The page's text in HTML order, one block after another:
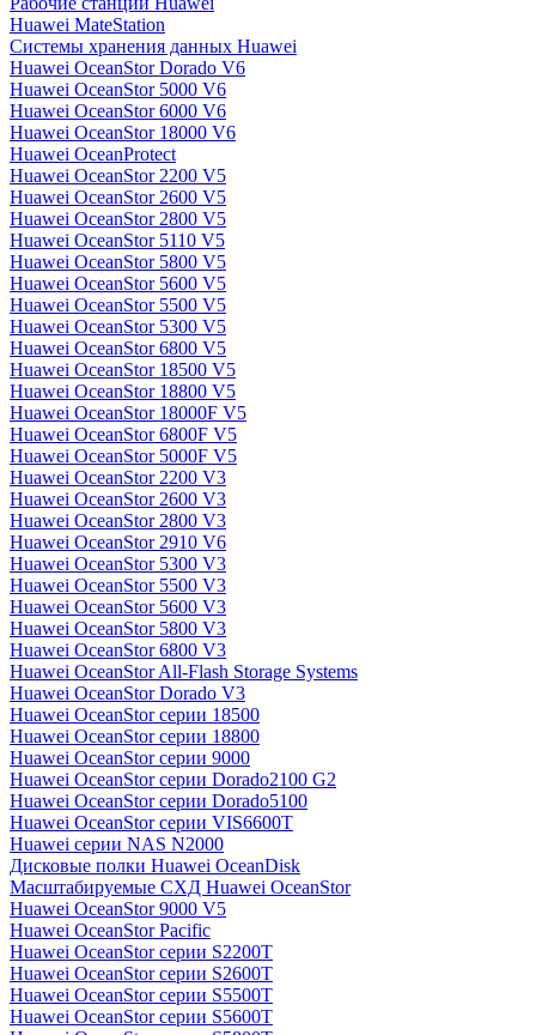
Huawei MateStation
Системы хранения данных Huawei
Huawei OceanStor Dorado V6
Huawei OceanStor 5000 V6
Huawei OceanStor 6000 V6
Huawei OceanStor 18000 V6
Huawei OceanProtect
Huawei OceanStor 2200 V5
Huawei OceanStor 2600 V5
Huawei OceanStor 2800 V5
Huawei OceanStor 5110 V5
Huawei OceanStor 5800 V5
Huawei OceanStor 5600 V5
Huawei OceanStor 5500 V5
Huawei OceanStor 5300 V5
Huawei OceanStor 6800 V5
Huawei OceanStor 18500 V5
Huawei OceanStor 18800 V5
Huawei OceanStor 18000F V5
Huawei OceanStor 6800F V5
Huawei OceanStor 5000F V5
Huawei OceanStor 2200 V3
Huawei OceanStor 2600 V3
Huawei OceanStor 2800 V3
Huawei OceanStor 2910 V6
Huawei OceanStor 5300 V3
Huawei OceanStor 5500 V3
Huawei OceanStor 5600 V3
Huawei OceanStor 5800 V3
Huawei OceanStor 6800 V3
Huawei OceanStor All-Flash Storage Systems
Huawei OceanStor Dorado V3
Huawei OceanStor серии 18500
Huawei OceanStor серии 18800
Huawei OceanStor серии 9000
Huawei OceanStor серии Dorado2100 G2
Huawei OceanStor серии Dorado5100
Huawei OceanStor серии VIS6600T
Huawei серии NAS N2000
Дисковые полки Huawei OceanDisk
Масштабируемые СХД Huawei OceanStor
Huawei OceanStor 9000 V5
Huawei OceanStor Pacific
Huawei OceanStor серии S2200T
Huawei OceanStor серии S2600T
Huawei OceanStor серии S5500T
Huawei OceanStor серии S5600T